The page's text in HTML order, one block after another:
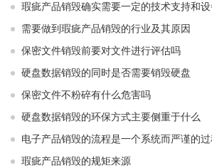
瑕疵产品销毁确实需要一定的技术支持和设
需要做到瑕疵产品销毁的行业及其原因
保密文件销毁前要对文件进行评估吗
硬盘数据销毁的同时是否需要销毁硬盘
保密文件不粉碎有什么危害吗
硬盘数据销毁的环保方式主要侧重于什么
电子产品销毁的流程是一个系统而严谨的过
瑕疵产品销毁的规矩来源